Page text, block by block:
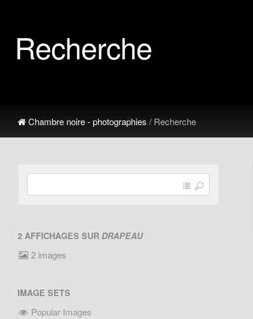
Recherche
Chambre noire - photographies / Recherche
2 AFFICHAGES SURDRAPEAU
2 images
IMAGE SETS
Popular Images